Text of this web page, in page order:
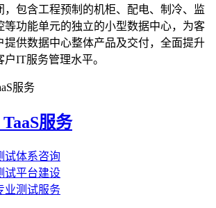
，包含工程预制的机柜、配电、制冷、监
等功能单元的独立的小型数据中心，为客
提供数据中心整体产品及交付，全面提升
户IT服务管理水平。
服务
服务
试体系咨询
试平台建设
业测试服务